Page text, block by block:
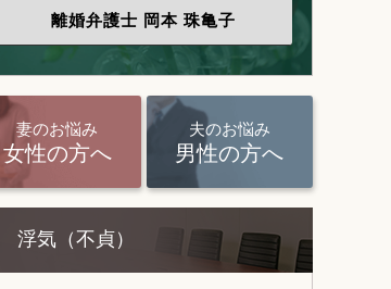
離婚弁護士 岡本 珠亀子
妻のお悩み
女性の方へ
夫のお悩み
男性の方へ
浮気（不貞）